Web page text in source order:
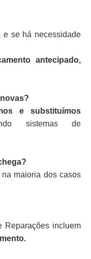
e se há necessidade
antecipado,
e substituímos
sistemas de
maioria dos casos
Reparações incluem